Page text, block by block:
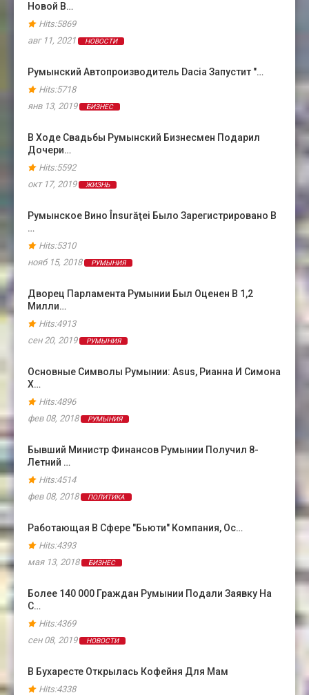
Новой В…
Hits:5869
авг 11, 2021
НОВОСТИ
Румынский Автопроизводитель Dacia Запустит "…
Hits:5718
янв 13, 2019
БИЗНЕС
В Ходе Свадьбы Румынский Бизнесмен Подарил
Дочери…
Hits:5592
окт 17, 2019
ЖИЗНЬ
Румынское Вино Însurăţei Было Зарегистрировано В
…
Hits:5310
нояб 15, 2018
РУМЫНИЯ
Дворец Парламента Румынии Был Оценен В 1,2
Милли…
Hits:4913
сен 20, 2019
РУМЫНИЯ
Основные Символы Румынии: Asus, Рианна И Симона
Х…
Hits:4896
фев 08, 2018
РУМЫНИЯ
Бывший Министр Финансов Румынии Получил 8-
Летний …
Hits:4514
фев 08, 2018
ПОЛИТИКА
Работающая В Сфере "бьюти" Компания, Ос…
Hits:4393
мая 13, 2018
БИЗНЕС
Более 140 000 Граждан Румынии Подали Заявку На
С…
Hits:4369
сен 08, 2019
НОВОСТИ
В Бухаресте Открылась Кофейня Для Мам
Hits:4338